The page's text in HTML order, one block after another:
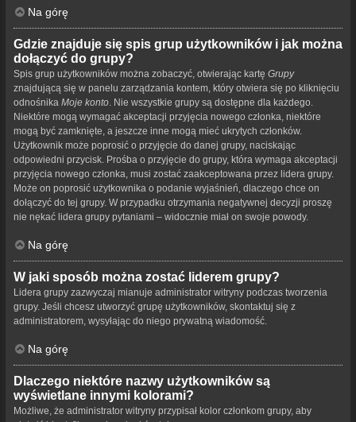
Na górę
Gdzie znajduje się spis grup użytkowników i jak można
dołączyć do grupy?
Spis grup użytkowników można zobaczyć, otwierając kartę Grupy
znajdującą się w panelu zarządzania kontem, który otwiera się po kliknięciu
odnośnika Moje konto . Nie wszystkie grupy są dostępne dla każdego.
Niektóre mogą wymagać akceptacji przyjęcia nowego członka, niektóre
mogą być zamknięte, a jeszcze inne mogą mieć ukrytych członków.
Użytkownik może poprosić o przyjęcie do danej grupy, naciskając
odpowiedni przycisk. Prośba o przyjęcie do grupy, która wymaga akceptacji
przyjęcia nowego członka, musi zostać zaakceptowana przez lidera grupy.
Może on poprosić użytkownika o podanie wyjaśnień, dlaczego chce on
dołączyć do tej grupy. W przypadku otrzymania negatywnej decyzji proszę
nie nękać lidera grupy pytaniami – widocznie miał on swoje powody.
Na górę
W jaki sposób można zostać liderem grupy?
Lidera grupy zazwyczaj mianuje administrator witryny podczas tworzenia
grupy. Jeśli chcesz utworzyć grupę użytkowników, skontaktuj się z
administratorem, wysyłając do niego prywatną wiadomość.
Na górę
Dlaczego niektóre nazwy użytkowników są
wyświetlane innymi kolorami?
Możliwe, że administrator witryny przypisał kolor członkom grupy, aby